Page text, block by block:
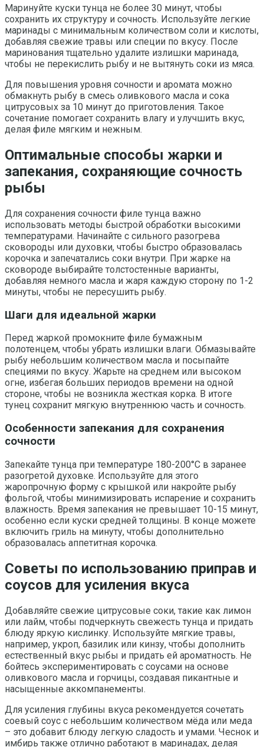
Маринуйте куски тунца не более 30 минут, чтобы
сохранить их структуру и сочность. Используйте легкие
маринады с минимальным количеством соли и кислоты,
добавляя свежие травы или специи по вкусу. После
маринования тщательно удалите излишки маринада,
чтобы не перекислить рыбу и не вытянуть соки из мяса.
Для повышения уровня сочности и аромата можно
обмакнуть рыбу в смесь оливкового масла и сока
цитрусовых за 10 минут до приготовления. Такое
сочетание помогает сохранить влагу и улучшить вкус,
делая филе мягким и нежным.
Оптимальные способы жарки и
запекания, сохраняющие сочность
рыбы
Для сохранения сочности филе тунца важно
использовать методы быстрой обработки высокими
температурами. Начинайте с сильного разогрева
сковороды или духовки, чтобы быстро образовалась
корочка и запечатались соки внутри. При жарке на
сковороде выбирайте толстостенные варианты,
добавляя немного масла и жаря каждую сторону по 1-2
минуты, чтобы не пересушить рыбу.
Шаги для идеальной жарки
Перед жаркой промокните филе бумажным
полотенцем, чтобы убрать излишки влаги. Обмазывайте
рыбу небольшим количеством масла и посыпайте
специями по вкусу. Жарьте на среднем или высоком
огне, избегая больших периодов времени на одной
стороне, чтобы не возникла жесткая корка. В итоге
тунец сохранит мягкую внутреннюю часть и сочность.
Особенности запекания для сохранения
сочности
Запекайте тунца при температуре 180-200°C в заранее
разогретой духовке. Используйте для этого
жаропрочную форму с крышкой или накройте рыбу
фольгой, чтобы минимизировать испарение и сохранить
влажность. Время запекания не превышает 10-15 минут,
особенно если куски средней толщины. В конце можете
включить гриль на минуту, чтобы дополнительно
образовалась аппетитная корочка.
Советы по использованию приправ и
соусов для усиления вкуса
Добавляйте свежие цитрусовые соки, такие как лимон
или лайм, чтобы подчеркнуть свежесть тунца и придать
блюду яркую кислинку. Используйте мягкие травы,
например, укроп, базилик или кинзу, чтобы дополнить
естественный вкус рыбы и придать ей ароматность. Не
бойтесь экспериментировать с соусами на основе
оливкового масла и горчицы, создавая пикантные и
насыщенные аккомпанементы.
Для усиления глубины вкуса рекомендуется сочетать
соевый соус с небольшим количеством мёда или меда
– это добавит блюду легкую сладость и умами. Чеснок и
имбирь также отлично работают в маринадах, делая